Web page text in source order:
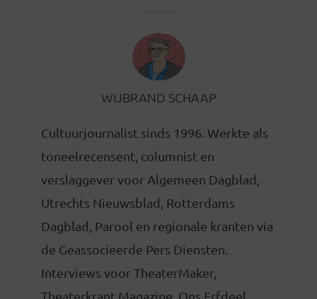
WIJBRAND SCHAAP
Cultuurjournalist sinds 1996. Werkte als
toneelrecensent, columnist en
verslaggever voor Algemeen Dagblad,
Utrechts Nieuwsblad, Rotterdams
Dagblad, Parool en regionale kranten via
de Geassocieerde Pers Diensten.
Interviews voor TheaterMaker,